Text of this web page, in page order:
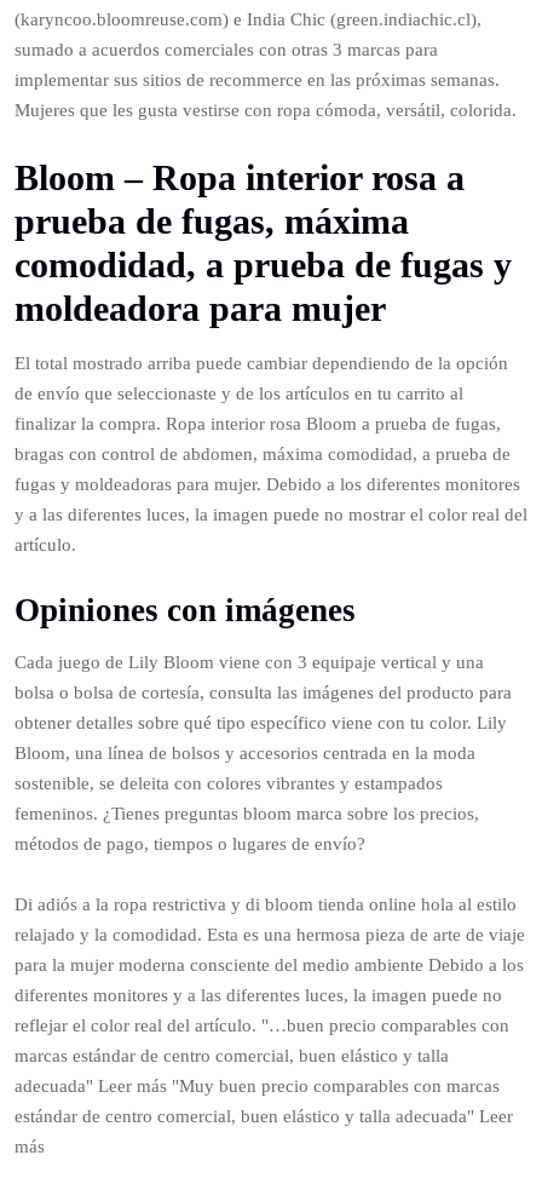
(karyncoo.bloomreuse.com) e India Chic (green.indiachic.cl),
sumado a acuerdos comerciales con otras 3 marcas para
implementar sus sitios de recommerce en las próximas semanas.
Mujeres que les gusta vestirse con ropa cómoda, versátil, colorida.
Bloom – Ropa interior rosa a
prueba de fugas, máxima
comodidad, a prueba de fugas y
moldeadora para mujer
El total mostrado arriba puede cambiar dependiendo de la opción
de envío que seleccionaste y de los artículos en tu carrito al
finalizar la compra. Ropa interior rosa Bloom a prueba de fugas,
bragas con control de abdomen, máxima comodidad, a prueba de
fugas y moldeadoras para mujer. Debido a los diferentes monitores
y a las diferentes luces, la imagen puede no mostrar el color real del
artículo.
Opiniones con imágenes
Cada juego de Lily Bloom viene con 3 equipaje vertical y una
bolsa o bolsa de cortesía, consulta las imágenes del producto para
obtener detalles sobre qué tipo específico viene con tu color. Lily
Bloom, una línea de bolsos y accesorios centrada en la moda
sostenible, se deleita con colores vibrantes y estampados
femeninos. ¿Tienes preguntas bloom marca sobre los precios,
métodos de pago, tiempos o lugares de envío?
Di adiós a la ropa restrictiva y di bloom tienda online hola al estilo
relajado y la comodidad. Esta es una hermosa pieza de arte de viaje
para la mujer moderna consciente del medio ambiente Debido a los
diferentes monitores y a las diferentes luces, la imagen puede no
reflejar el color real del artículo. "…buen precio comparables con
marcas estándar de centro comercial, buen elástico y talla
adecuada" Leer más "Muy buen precio comparables con marcas
estándar de centro comercial, buen elástico y talla adecuada" Leer
más